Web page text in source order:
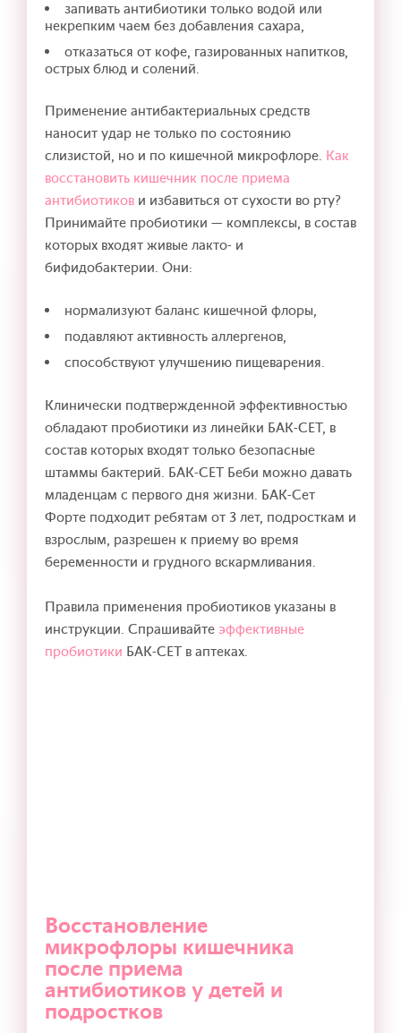
запивать антибиотики только водой или
некрепким чаем без добавления сахара,
отказаться от кофе, газированных напитков,
острых блюд и солений.
Применение антибактериальных средств
наносит удар не только по состоянию
слизистой, но и по кишечной микрофлоре. Как
восстановить кишечник после приема
антибиотиков и избавиться от сухости во рту?
Принимайте пробиотики — комплексы, в состав
которых входят живые лакто- и
бифидобактерии. Они:
нормализуют баланс кишечной флоры,
подавляют активность аллергенов,
способствуют улучшению пищеварения.
Клинически подтвержденной эффективностью
обладают пробиотики из линейки БАК-СЕТ, в
состав которых входят только безопасные
штаммы бактерий. БАК-СЕТ Беби можно давать
младенцам с первого дня жизни. БАК-Сет
Форте подходит ребятам от 3 лет, подросткам и
взрослым, разрешен к приему во время
беременности и грудного вскармливания.
Правила применения пробиотиков указаны в
инструкции. Спрашивайте эффективные
пробиотики БАК-СЕТ в аптеках.
Восстановление
микрофлоры кишечника
после приема
антибиотиков у детей и
подростков